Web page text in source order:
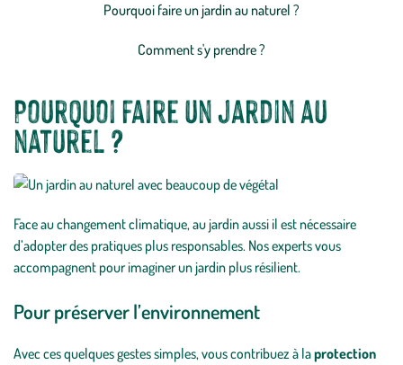
Pourquoi faire un jardin au naturel ?
Comment s'y prendre ?
Pourquoi faire un jardin au
naturel ?
Face au changement climatique, au jardin aussi il est nécessaire
d’adopter des pratiques plus responsables. Nos experts vous
accompagnent pour imaginer un jardin plus résilient.
Pour préserver l’environnement
Avec ces quelques gestes simples, vous contribuez à laprotection